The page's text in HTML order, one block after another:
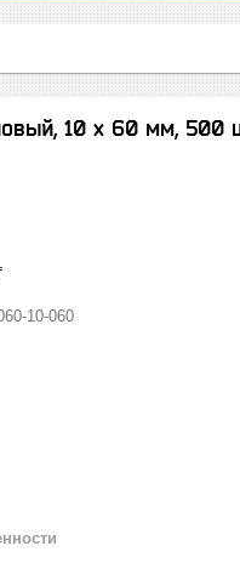
10 x 60 мм, 500
10-060